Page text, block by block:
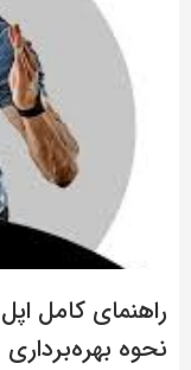
راهنمای کامل
نحوه بهره‌برداری